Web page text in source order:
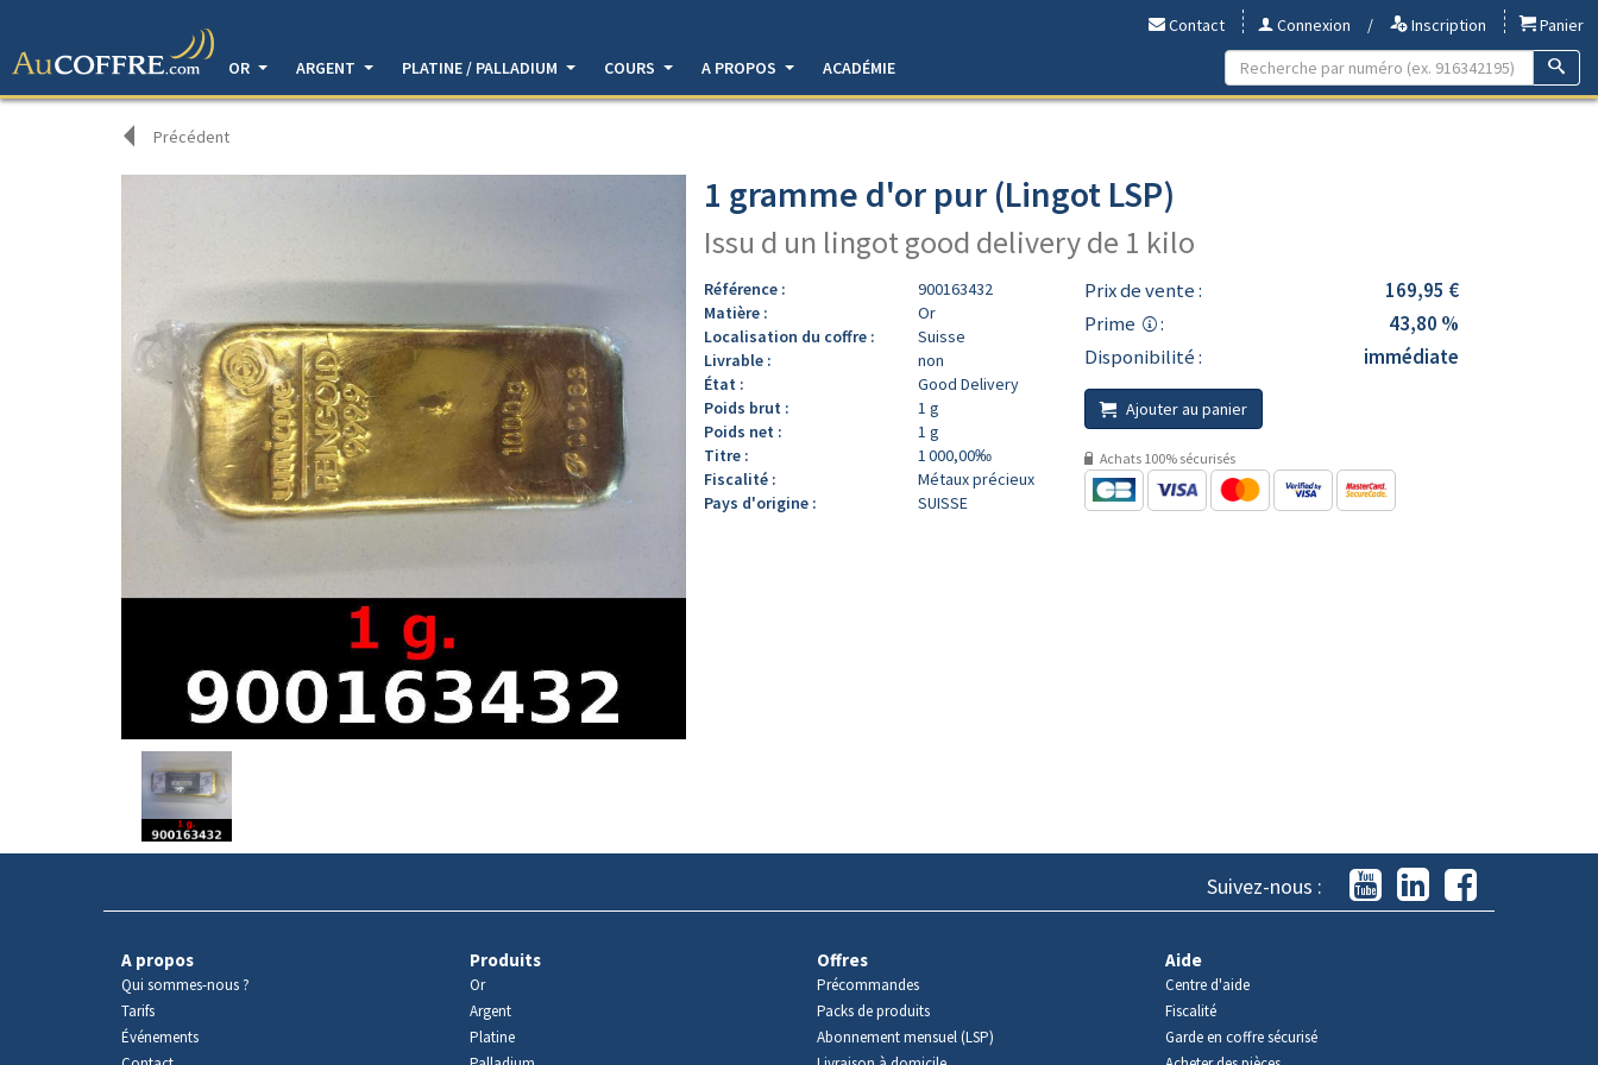
Contact Connexion / Inscription
Panier
OR
ARGENT PLATINE / PALLADIUM COURS A PROPOS ACADÉMIE
Précédent
Avers
produit
1 gramme d'or pur (Lingot LSP)
Issu d un lingot good delivery de 1 kilo
Référence :
900163432
Matière :
Or
Localisation du coffre :
Suisse
Livrable :
non
État :
Good Delivery
Poids brut :
1 g
Poids net :
1 g
Titre :
1 000,00‰
Fiscalité :
Métaux précieux
Pays d'origine :
SUISSE
Prix de vente :
169,95 €
Prime
:
43,80 %
Disponibilité :
immédiate
Ajouter au panier
Achats 100% sécurisés
Suivez-nous :
A propos
Qui sommes-nous ?
Tarifs
Événements
Produits
Or
Argent
Platine
Offres
Précommandes
Packs de produits
Abonnement mensuel (LSP)
Aide
Centre d'aide
Fiscalité
Garde en coffre sécurisé